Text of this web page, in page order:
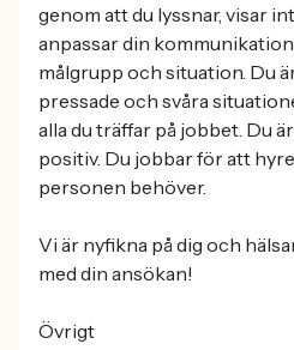
genom att du lyssnar, visar
anpassar din
målgrupp och situation. Du
pressade och svåra
alla du träffar på jobbet. Du
positiv. Du jobbar för att
personen behöver.
Vi är nyfikna på dig och
med din ansökan!
Övrigt